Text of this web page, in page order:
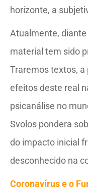
horizonte, a
Atualmente,
material tem sido
Traremos textos,
efeitos deste real
psicanálise no
Svolos pondera
do impacto inicial
desconhecido na
Coronavírus e o